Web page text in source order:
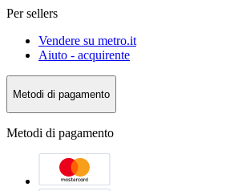
Per sellers
Vendere su metro.it
Aiuto - acquirente
Metodi di pagamento
Metodi di pagamento